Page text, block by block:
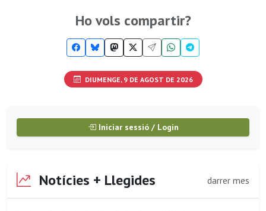
Ho vols compartir?
DIUMENGE, 9 DE AGOST DE 2026
Iniciar sessió / Login
Notícies + Llegides darrer mes